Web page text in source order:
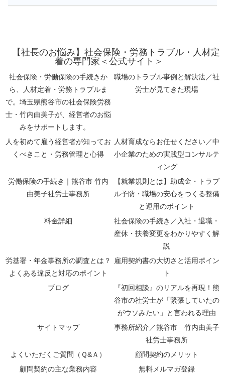
【社長のお悩み】社会保険・労務トラブル・人材定
着の専門家＜公式サイト＞
社会保険・労働保険の手続きか
ら、人材定着・労務トラブルま
で。埼玉県熊谷市の社会保険労務
士・竹内由美子が、経営者のお悩
みをサポートします。
職場のトラブル事例と解決法／社
労士が見てきた現場
人を初めて雇う経営者が知ってお
くべきこと・労務管理と心得
人材育成ならお任せください／中
小企業のための実践型コンサルテ
ィング
労働保険の手続き｜熊谷市 竹内
由美子社労士事務所
【就業規則とは】助成金・トラブ
ル予防・職場の安心をつくる整備
と運用のポイント
料金詳細
社会保険の手続き／入社・退職・
産休・扶養変更をわかりやすく解
説
労基署・年金事務所の調査とは？
よくある違反と対応のポイント
雇用契約書の大切さと活用ポイン
ト
ブログ
『初回相談』のリアルを再現！熊
谷市の社労士が「緊張していたの
がウソみたい」と言われる理由
サイトマップ
事務所紹介／熊谷市 竹内由美子
社労士事務所
よくいただくご質問（Ｑ&Ａ）
顧問契約のメリット
顧問契約の主な業務内容
無料メルマガ登録